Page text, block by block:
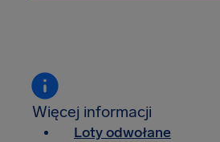
Więcej informacji
Loty odwołane